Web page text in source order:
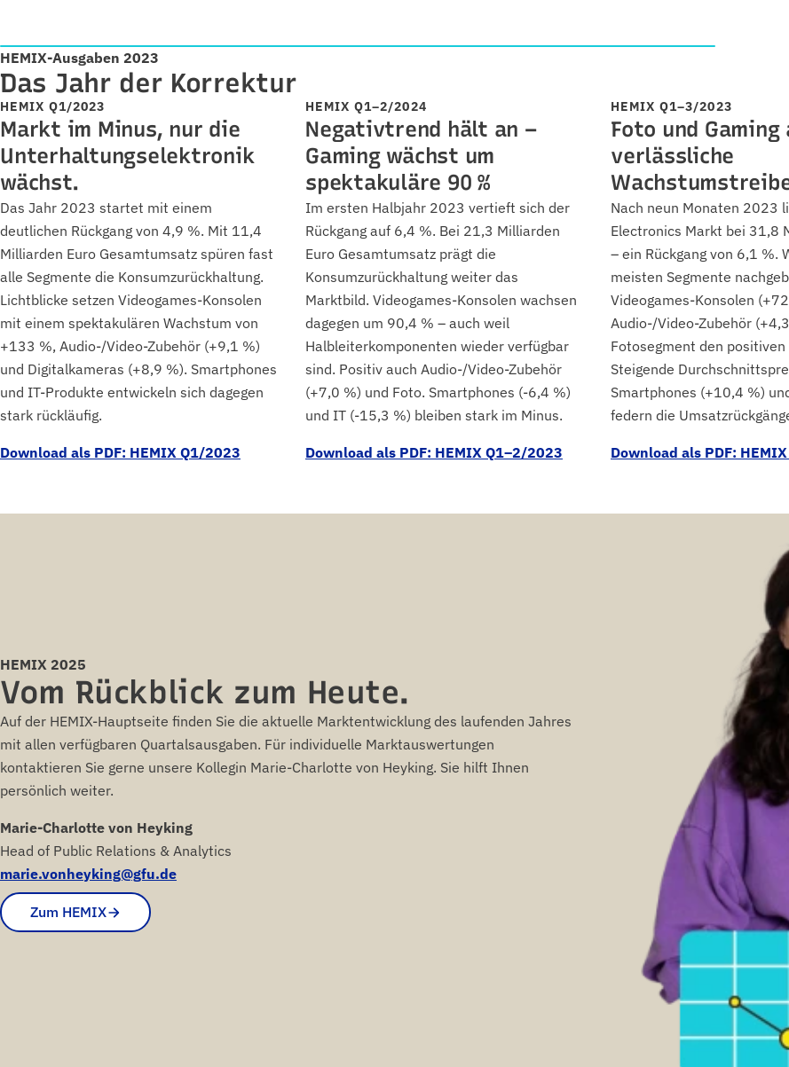
HEMIX-Ausgaben 2023
Das Jahr der Korrektur
HEMIX Q1/2023
Markt im Minus, nur die
Unterhaltungselektronik
wächst.
Das Jahr 2023 startet mit einem
deutlichen Rückgang von 4,9 %. Mit 11,4
Milliarden Euro Gesamtumsatz spüren fast
alle Segmente die Konsumzurückhaltung.
Lichtblicke setzen Videogames-Konsolen
mit einem spektakulären Wachstum von
+133 %, Audio-/Video-Zubehör (+9,1 %)
und Digitalkameras (+8,9 %). Smartphones
und IT-Produkte entwickeln sich dagegen
stark rückläufig.
Download als PDF: HEMIX Q1/2023
HEMIX Q1–2/2024
Negativtrend hält an –
Gaming wächst um
spektakuläre 90 %
Im ersten Halbjahr 2023 vertieft sich der
Rückgang auf 6,4 %. Bei 21,3 Milliarden
Euro Gesamtumsatz prägt die
Konsumzurückhaltung weiter das
Marktbild. Videogames-Konsolen wachsen
dagegen um 90,4 % – auch weil
Halbleiterkomponenten wieder verfügbar
sind. Positiv auch Audio-/Video-Zubehör
(+7,0 %) und Foto. Smartphones (-6,4 %)
und IT (-15,3 %) bleiben stark im Minus.
Download als PDF: HEMIX Q1–2/2023
HEMIX Q1–3/2023
Foto und Gaming
verlässliche
Nach neun Monaten 2023
Electronics Markt bei 31,8
– ein Rückgang von 6,1 %.
meisten Segmente
Videogames-Konsolen
Audio-/Video-Zubehör
Fotosegment den positiven
Steigende
Smartphones (+10,4 %)
federn die
Download als PDF:
HEMIX 2025
Vom Rückblick zum Heute.
Auf der HEMIX-Hauptseite finden Sie die aktuelle Marktentwicklung des laufenden Jahres
mit allen verfügbaren Quartalsausgaben. Für individuelle Marktauswertungen
kontaktieren Sie gerne unsere Kollegin Marie-Charlotte von Heyking. Sie hilft Ihnen
persönlich weiter.
Marie-Charlotte von Heyking
Head of Public Relations & Analytics
marie.vonheyking@gfu.de
Zum HEMIX